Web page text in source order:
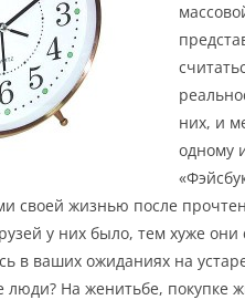
них, и
одному
своей жизнью после
у них было, тем хуже они
в ваших ожиданиях на
люди? На женитьбе, покупке